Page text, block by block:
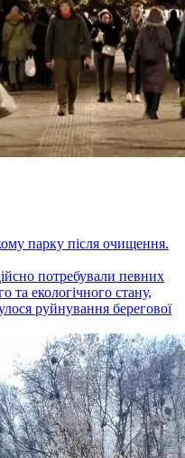
парку після очищення.
потребували певних
та екологічного стану,
руйнування берегової